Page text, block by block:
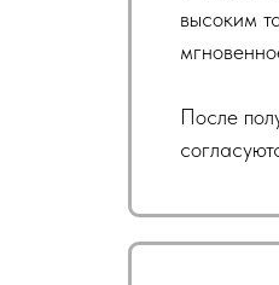
высоким
После